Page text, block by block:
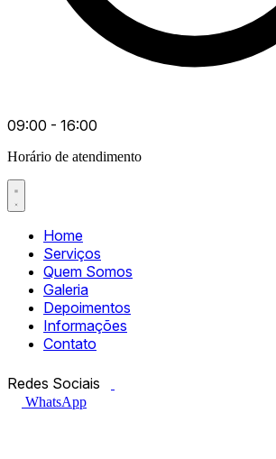
09:00 - 16:00
Horário de atendimento
Home
Serviços
Quem Somos
Galeria
Depoimentos
Informações
Contato
Redes Sociais
WhatsApp